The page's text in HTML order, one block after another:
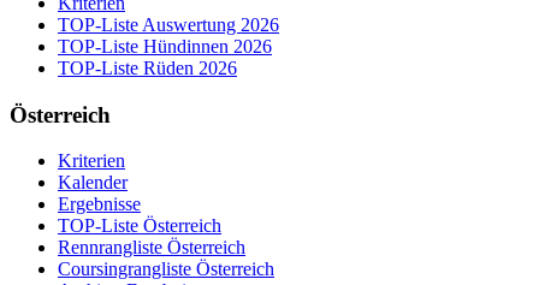
TOP-Liste Auswertung 2026
TOP-Liste Hündinnen 2026
TOP-Liste Rüden 2026
Österreich
Kriterien
Kalender
Ergebnisse
TOP-Liste Österreich
Rennrangliste Österreich
Coursingrangliste Österreich